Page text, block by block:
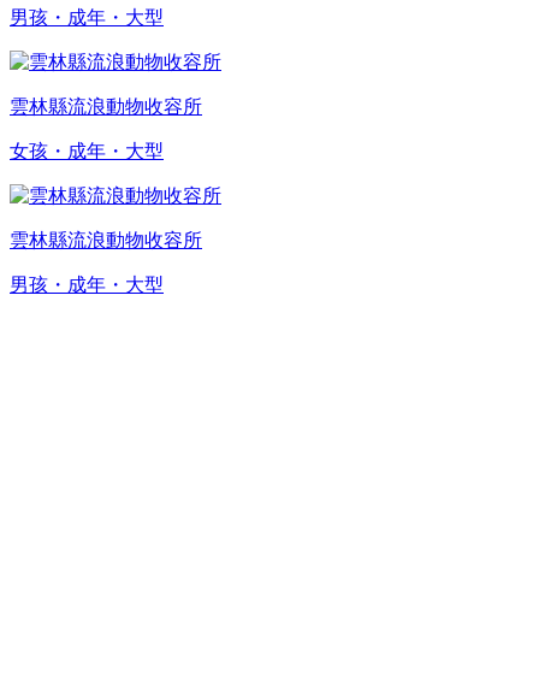
男孩・成年・大型
雲林縣流浪動物收容所
女孩・成年・大型
雲林縣流浪動物收容所
男孩・成年・大型